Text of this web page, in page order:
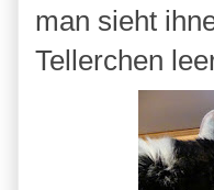
man sieht
Tellerchen